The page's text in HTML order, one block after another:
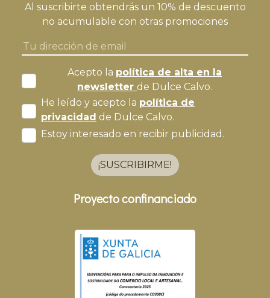
Al suscribirte obtendrás un 10% de descuento
no acumulable con otras promociones
Acepto la política de alta en la
newsletter de Dulce Calvo.
He leído y acepto la política de
privacidad de Dulce Calvo.
Estoy interesado en recibir publicidad.
¡SUSCRIBIRME!
Proyecto confinanciado